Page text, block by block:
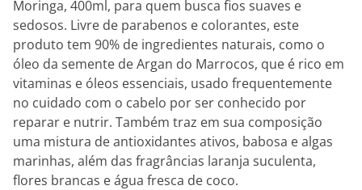
Moringa, 400ml, para quem busca fios suaves e
sedosos. Livre de parabenos e colorantes, este
produto tem 90% de ingredientes naturais, como o
óleo da semente de Argan do Marrocos, que é rico em
vitaminas e óleos essenciais, usado frequentemente
no cuidado com o cabelo por ser conhecido por
reparar e nutrir. Também traz em sua composição
uma mistura de antioxidantes ativos, babosa e algas
marinhas, além das fragrâncias laranja suculenta,
flores brancas e água fresca de coco.